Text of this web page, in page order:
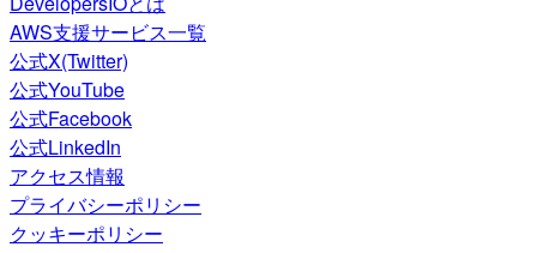
AWS支援サービス一覧
公式X(Twitter)
公式YouTube
公式Facebook
公式LinkedIn
アクセス情報
プライバシーポリシー
クッキーポリシー